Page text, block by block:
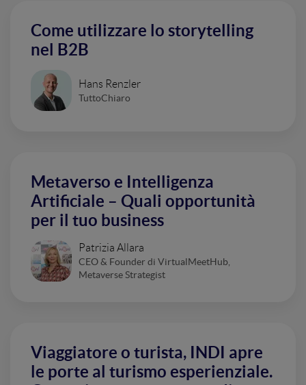
Come utilizzare lo storytelling
nel B2B
Hans Renzler
TuttoChiaro
Metaverso e Intelligenza
Artificiale – Quali opportunità
per il tuo business
Patrizia Allara
CEO & Founder di VirtualMeetHub,
Metaverse Strategist
Viaggiatore o turista, INDI apre
le porte al turismo esperienziale.